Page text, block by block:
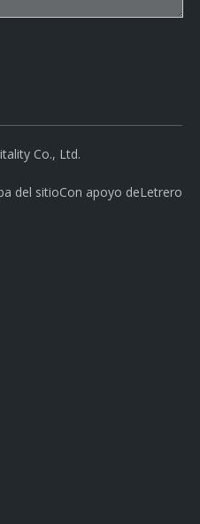
Co., Ltd.
del sitioCon apoyo deLetrero